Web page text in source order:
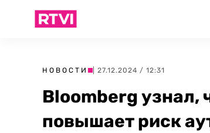
НОВОСТИ | 27.12.2024 / 12:31
Bloomberg узнал,
повышает риск